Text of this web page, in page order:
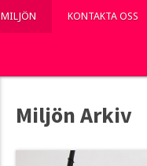
MILJÖN KONTAKTA OSS
Miljön Arkiv